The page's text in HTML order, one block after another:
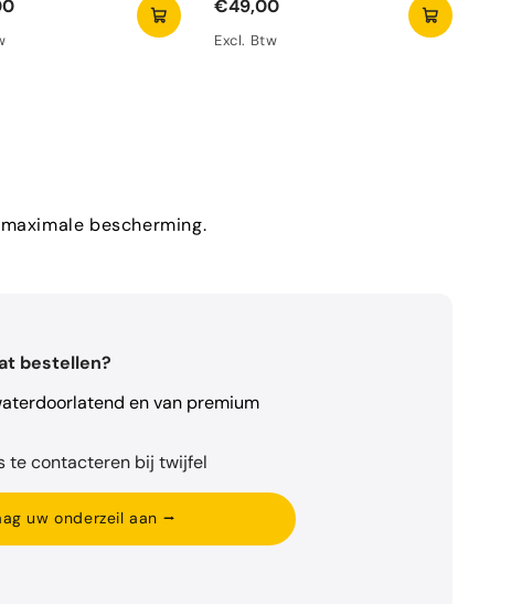
€49,00
Excl. Btw
bescherming.
bestellen?
en van premium
te contacteren bij twijfel
uw onderzeil aan ⭢